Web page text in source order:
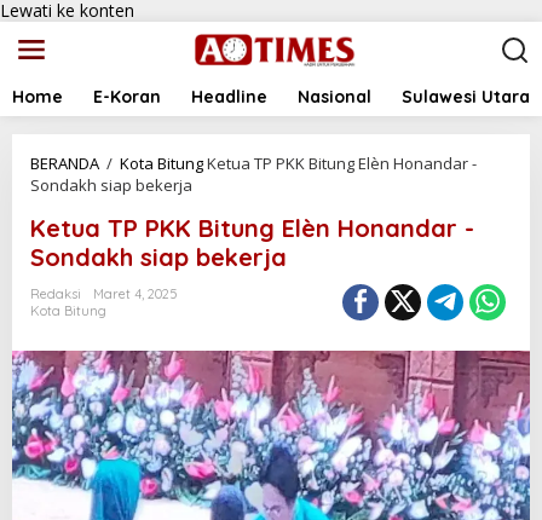
Lewati ke konten
Home E-Koran Headline Nasional Sulawesi Utara
BERANDA / Kota BitungKetua TP PKK Bitung Elèn Honandar -
Sondakh siap bekerja
Ketua TP PKK Bitung Elèn Honandar -
Sondakh siap bekerja
Redaksi
Maret 4, 2025
Kota Bitung